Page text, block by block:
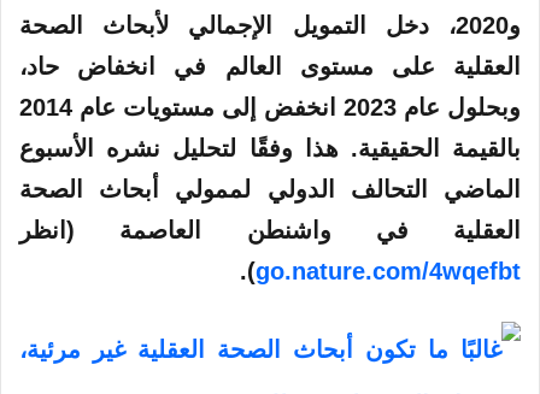
و2020، دخل التمويل الإجمالي لأبحاث الصحة
العقلية على مستوى العالم في انخفاض حاد،
وبحلول عام 2023 انخفض إلى مستويات عام 2014
بالقيمة الحقيقية. هذا وفقًا لتحليل نشره الأسبوع
الماضي التحالف الدولي لممولي أبحاث الصحة
العقلية في واشنطن العاصمة (انظر
go.nature.com/4wqefbt
).